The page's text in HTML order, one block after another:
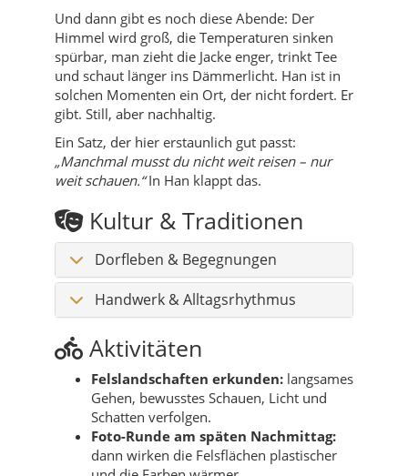
Und dann gibt es noch diese Abende: Der
Himmel wird groß, die Temperaturen sinken
spürbar, man zieht die Jacke enger, trinkt Tee
und schaut länger ins Dämmerlicht. Han ist in
solchen Momenten ein Ort, der nicht fordert. Er
gibt. Still, aber nachhaltig.
Ein Satz, der hier erstaunlich gut passt:
„Manchmal musst du nicht weit reisen – nur
weit schauen.“In Han klappt das.
Kultur & Traditionen
Dorfleben & Begegnungen
Handwerk & Alltagsrhythmus
Aktivitäten
Felslandschaften erkunden: langsames
Gehen, bewusstes Schauen, Licht und
Schatten verfolgen.
Foto-Runde am späten Nachmittag:
dann wirken die Felsflächen plastischer